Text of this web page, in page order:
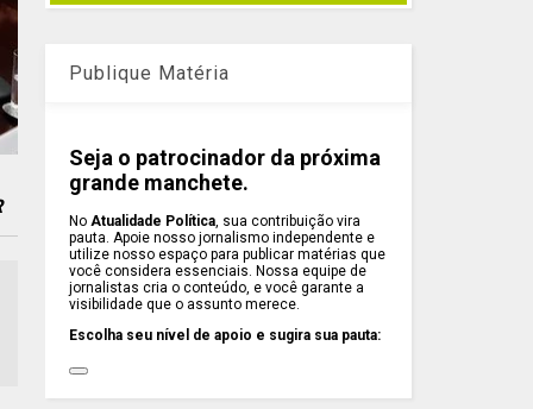
Publique Matéria
Seja o patrocinador da próxima
grande manchete.
NoAtualidade Política, sua contribuição vira
pauta. Apoie nosso jornalismo independente e
utilize nosso espaço para publicar matérias que
você considera essenciais. Nossa equipe de
jornalistas cria o conteúdo, e você garante a
visibilidade que o assunto merece.
Escolha seu nível de apoio e sugira sua pauta: